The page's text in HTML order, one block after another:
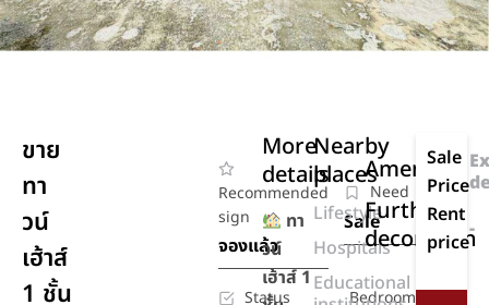
ขาย
ทา
วน์
เฮ้าส์
1 ชั้น
Recommended
sign
จองแล้ว
Need
Sale
Status Bedroom
More
details
ทา
วน์
เฮ้าส์ 1
Nearby
places
Lifestyle
Hospitals
Educational
Amenities
Further
decoration
Sale
Price
Rent
price
-